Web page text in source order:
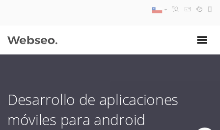
Desarrollo de aplicaciones
móviles para android
09:30 AM A 18:30 PM
soporte@webseo.cl